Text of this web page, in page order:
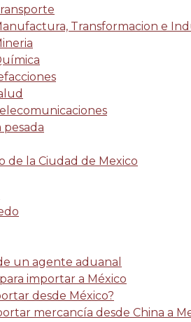
Transformacion e
pesada
de la Ciudad de Mexico
un agente aduanal
importar a México
desde México?
mercancía desde China a